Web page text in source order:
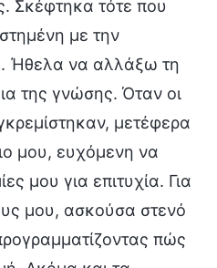
Σκέφτηκα τότε που
με την
Ήθελα να αλλάξω τη
της γνώσης. Όταν οι
μετέφερα
μου, ευχόμενη να
μου για επιτυχία. Για
μου, ασκούσα στενό
πώς